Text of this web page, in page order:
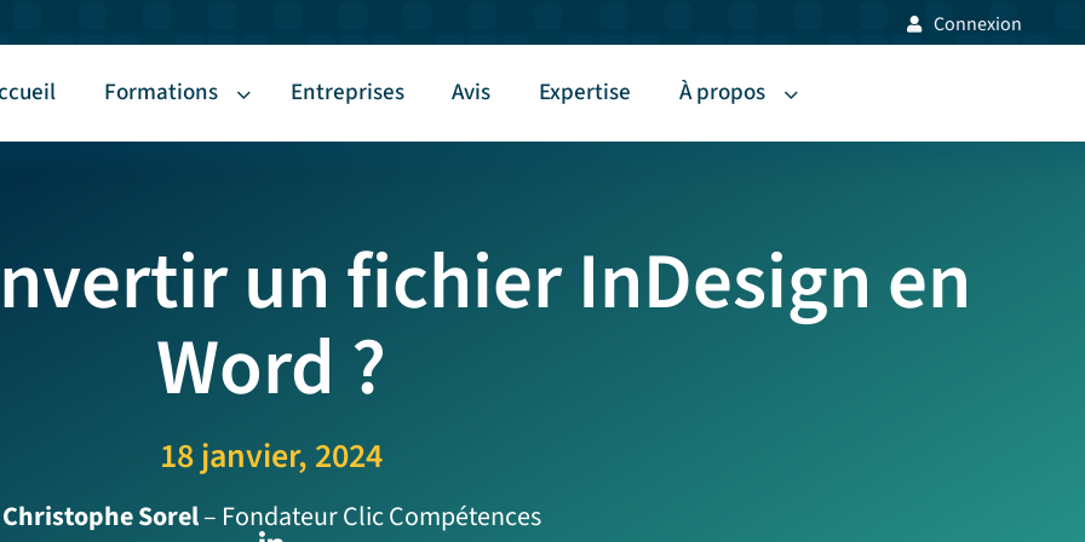
Connexion
Formations Entreprises Avis Expertise À propos
un fichier InDesign en
Word ?
18 janvier, 2024
Christophe Sorel– Fondateur Clic Compétences